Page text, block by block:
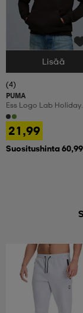
Valitse Koko
Lisää
(4)
PUMA
Ess Logo Lab Holiday
21,99
Suositushinta 60,99